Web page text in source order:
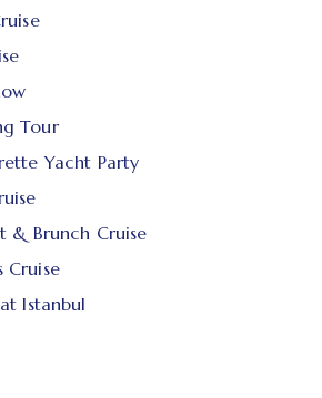
Tour
Yacht Party
& Brunch Cruise
Cruise
Istanbul